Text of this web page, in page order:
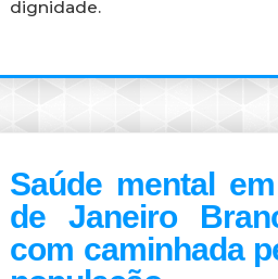
dignidade.
Saúde mental
de Janeiro
com caminhada